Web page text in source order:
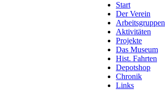
Start
Der Verein
Arbeitsgruppen
Aktivitäten
Projekte
Das Museum
Hist. Fahrten
Depotshop
Chronik
Links